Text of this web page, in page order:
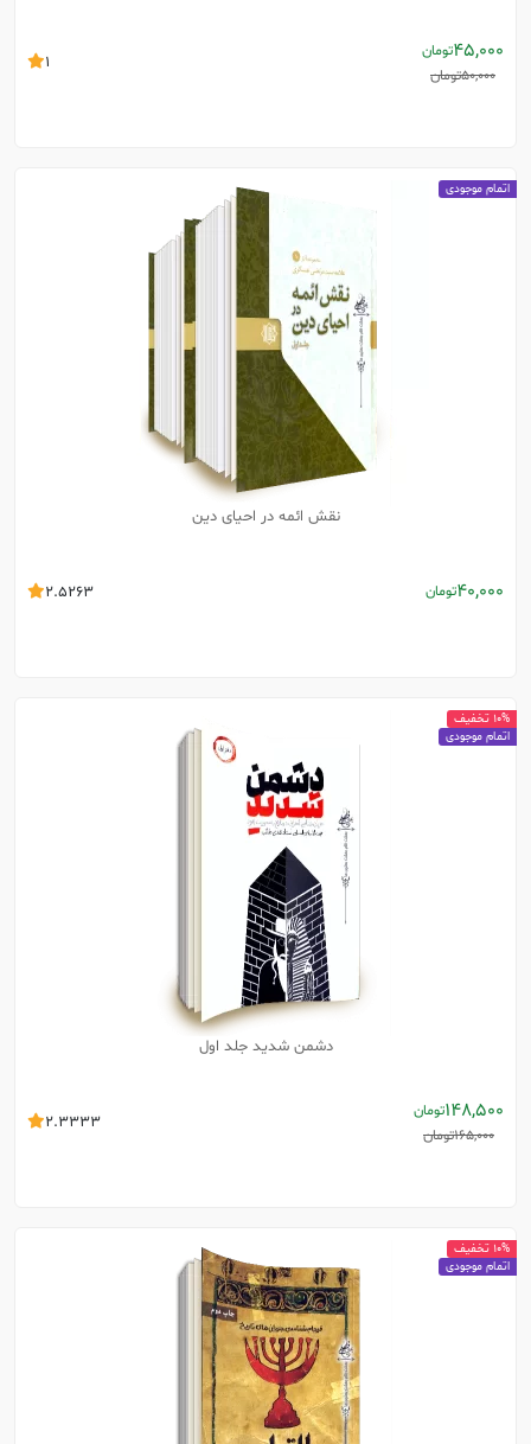
45,000تومان
50,000تومان
1
نقش ائمه در احیای دین
40,000تومان 2.5263
اتمام موجودی
دشمن شدید جلد اول
148,500تومان
165,000تومان
2.3333
10% تخفیف
اتمام موجودی
10% تخفیف
اتمام موجودی